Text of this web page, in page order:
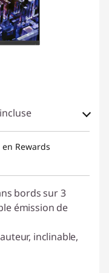
60.00
en Rewards
bords sur 3
émission de
inclinable,